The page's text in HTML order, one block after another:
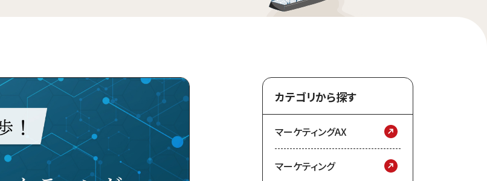
カテゴリから探す
マーケティングAX
マーケティング